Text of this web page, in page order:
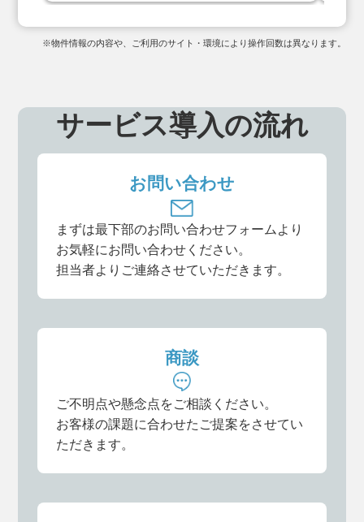
※物件情報の内容や、ご利用のサイト・環境により操作回数は異なります。
サービス導入の流れ
お問い合わせ
まずは最下部のお問い合わせフォームより
お気軽にお問い合わせください。
担当者よりご連絡させていただきます。
商談
ご不明点や懸念点をご相談ください。
お客様の課題に合わせたご提案をさせてい
ただきます。